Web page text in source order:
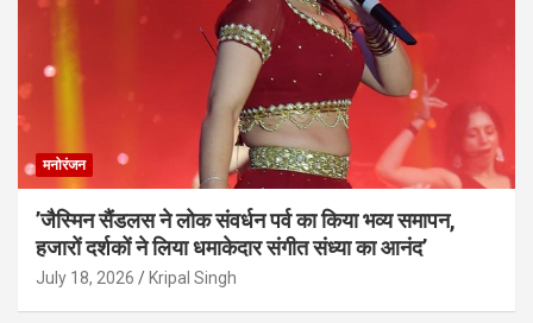
मनोरंजन
’जैस्मिन सैंडलस ने लोक संवर्धन पर्व का किया भव्य समापन,
हजारों दर्शकों ने लिया धमाकेदार संगीत संध्या का आनंद’
July 18, 2026 Kripal Singh